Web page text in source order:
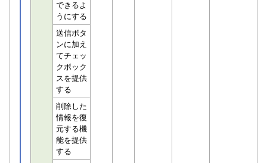
できるよ
うにする
送信ボタ
ンに加え
てチェッ
クボック
スを提供
する
削除した
情報を復
元する機
能を提供
する